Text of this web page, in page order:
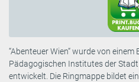
“Abenteuer Wien“ wurde von
Pädagogischen Institutes der
entwickelt. Die Ringmappe bildet